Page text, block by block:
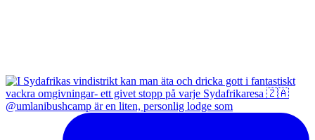
@umlanibushcamp är en liten, personlig lodge som